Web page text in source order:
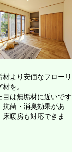
材より安価なフローリ
材を。
目は無垢材に近いです
抗菌・消臭効果があ
床暖房も対応できま